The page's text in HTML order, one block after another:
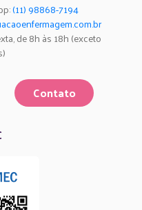
(11) 98868-7194
de 8h às 18h (exceto
Contato